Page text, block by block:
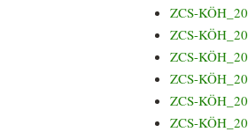
ZCS-
ZCS-
ZCS-
ZCS-
ZCS-
ZCS-